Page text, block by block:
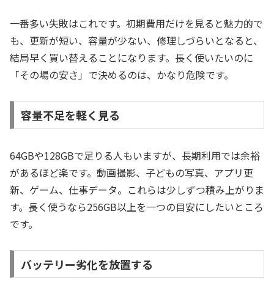
一番多い失敗はこれです。初期費用だけを見ると魅力的で
も、更新が短い、容量が少ない、修理しづらいとなると、
結局早く買い替えることになります。長く使いたいのに
「その場の安さ」で決めるのは、かなり危険です。
容量不足を軽く見る
64GBや128GBで足りる人もいますが、長期利用では余裕
があるほど楽です。動画撮影、子どもの写真、アプリ更
新、ゲーム、仕事データ。これらは少しずつ積み上がりま
す。長く使うなら256GB以上を一つの目安にしたいところ
です。
バッテリー劣化を放置する